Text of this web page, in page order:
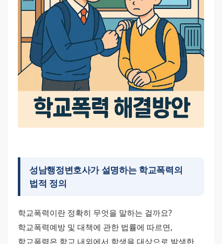
성남행정변호사가 설명하는 학교폭력의
법적 정의
학교폭력이란 정확히 무엇을 말하는 걸까요?
학교폭력예방 및 대책에 관한 법률에 따르면,
학교폭력은 학교 내외에서 학생을 대상으로 발생한